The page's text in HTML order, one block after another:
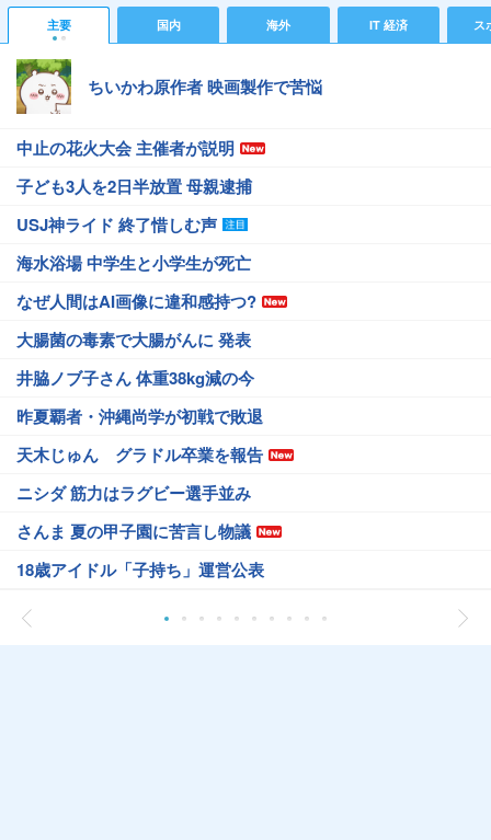
主要 国内 海外 IT 経済 ス
ちいかわ原作者 映画製作で苦悩
中止の花火大会 主催者が説明
子ども3人を2日半放置 母親逮捕
USJ神ライド 終了惜しむ声
海水浴場 中学生と小学生が死亡
なぜ人間はAI画像に違和感持つ?
大腸菌の毒素で大腸がんに 発表
井脇ノブ子さん 体重38kg減の今
昨夏覇者・沖縄尚学が初戦で敗退
天木じゅん グラドル卒業を報告
ニシダ 筋力はラグビー選手並み
さんま 夏の甲子園に苦言し物議
18歳アイドル「子持ち」運営公表